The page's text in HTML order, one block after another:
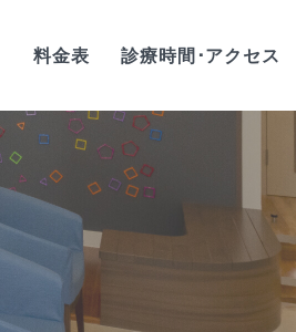
料金表 診療時間･アクセス